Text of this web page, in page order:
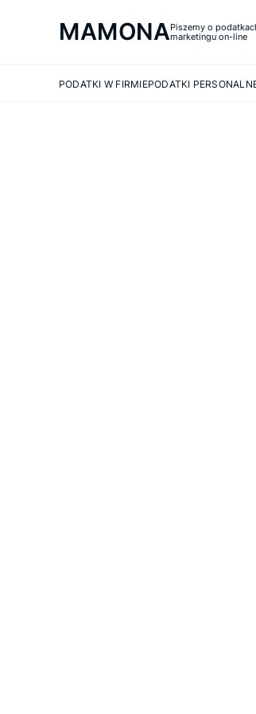
MAMONAPiszemy o
marketingu on-line
PODATKI W FIRMIEPODATKI